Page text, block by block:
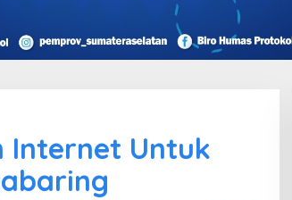
Internet Untuk